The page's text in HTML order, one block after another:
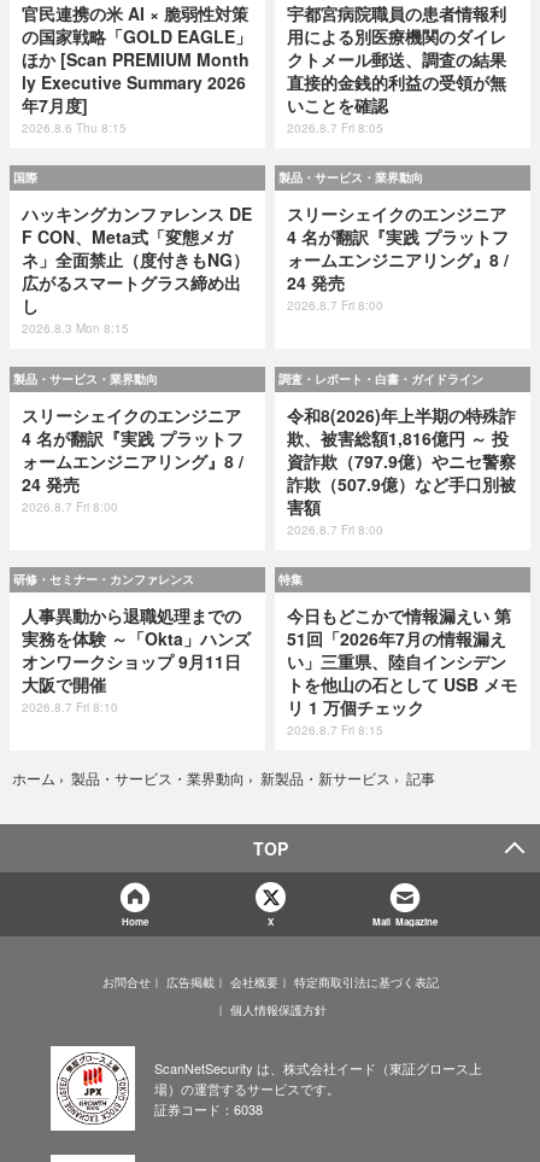
官民連携の米 AI × 脆弱性対策
の国家戦略「GOLD EAGLE」
ほか [Scan PREMIUM Month
ly Executive Summary 2026
年7月度]
2026.8.6 Thu 8:15
宇都宮病院職員の患者情報利
用による別医療機関のダイレ
クトメール郵送、調査の結果
直接的金銭的利益の受領が無
いことを確認
2026.8.7 Fri 8:05
国際
ハッキングカンファレンス DE
F CON、Meta式「変態メガ
ネ」全面禁止（度付きもNG）
広がるスマートグラス締め出
し
2026.8.3 Mon 8:15
製品・サービス・業界動向
スリーシェイクのエンジニア
4 名が翻訳『実践 プラットフ
ォームエンジニアリング』8 /
24 発売
2026.8.7 Fri 8:00
製品・サービス・業界動向
スリーシェイクのエンジニア
4 名が翻訳『実践 プラットフ
ォームエンジニアリング』8 /
24 発売
2026.8.7 Fri 8:00
調査・レポート・白書・ガイドライン
令和8(2026)年上半期の特殊詐
欺、被害総額1,816億円 ～ 投
資詐欺（797.9億）やニセ警察
詐欺（507.9億）など手口別被
害額
2026.8.7 Fri 8:00
研修・セミナー・カンファレンス
人事異動から退職処理までの
実務を体験 ～「Okta」ハンズ
オンワークショップ 9月11日
大阪で開催
2026.8.7 Fri 8:10
特集
今日もどこかで情報漏えい 第
51回「2026年7月の情報漏え
い」三重県、陸自インシデン
トを他山の石として USB メモ
リ 1 万個チェック
2026.8.7 Fri 8:15
ホーム › 製品・サービス・業界動向 › 新製品・新サービス › 記事
TOP
Home X Mail Magazine
お問合せ 広告掲載 会社概要
特定商取引法に基づく表記
個人情報保護方針
ScanNetSecurity は、株式会社イード（東証グロース上
場）の運営するサービスです。
証券コード：6038